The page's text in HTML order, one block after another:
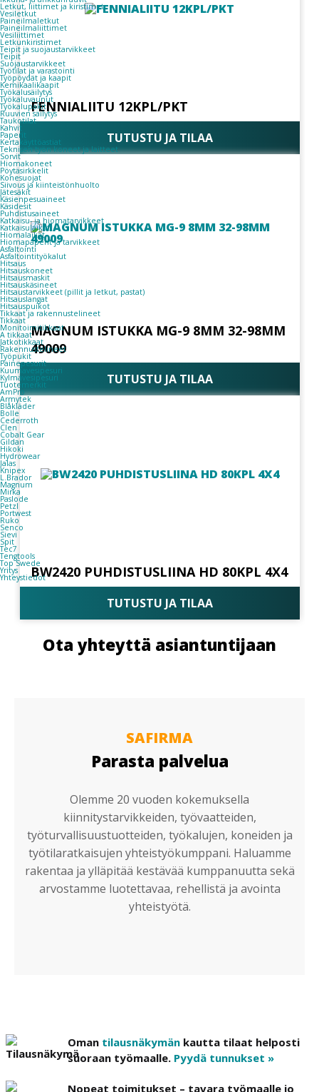
Letkut, liittimet ja kiristimet
Vesiletkut
Paineilmaletkut
Paineilmaliittimet
Vesiliittimet
Letkunkiristimet
Teipit ja suojaustarvikkeet
Teipit
Suojaustarvikkeet
Työtilat ja varastointi
Työpöydät ja kaapit
Kemikaalikaapit
Työkalusäilytys
Työkaluvaunut
Työkalupakit
Ruuvien säilytys
Taukotilat
Kahvit
Paperit
Kertakäyttöastiat
Teknisen työn koneet ja laitteet
Sorvit
Hiomakoneet
Pöytäsirkkelit
Konesuojat
Siivous ja kiinteistönhuolto
Jätesäkit
Käsienpesuaineet
Käsidesit
Puhdistusaineet
Katkaisu- ja hiomatarvikkeet
Katkaisulaikat
Hiomalaikat
Hiomapaperit ja tarvikkeet
Asfaltointi
Asfaltointityökalut
Hitsaus
Hitsauskoneet
Hitsausmaskit
Hitsauskäsineet
Hitsaustarvikkeet (pillit ja letkut, pastat)
Hitsauslangat
Hitsauspuikot
Tikkaat ja rakennustelineet
Tikkaat
Monitoimitikkaat
A tikkaat
Jatkotikkaat
Rakennustelineet
Työpukit
Painepesurit
Kuumavesipesuri
Kylmävesipesuri
Tuotemerkit
AmPro
Armytek
Blåkläder
Bolle
Cederroth
Clen
Cobalt Gear
Gildan
Hikoki
Hydrowear
Jalas
Knipex
L.Brador
Magnum
Mirka
Paslode
Petzl
Portwest
Ruko
Senco
Sievi
Spit
Tec7
Tengtools
Top Swede
Yritys
Yhteystiedot
FENNIALIITU 12KPL/PKT
TUTUSTU JA TILAA
MAGNUM ISTUKKA MG-9 8MM 32-98MM
49009
TUTUSTU JA TILAA
BW2420 PUHDISTUSLIINA HD 80KPL 4X4
TUTUSTU JA TILAA
Ota yhteyttä asiantuntijaan
SAFIRMA
Parasta palvelua
Olemme 20 vuoden kokemuksella
kiinnitystarvikkeiden, työvaatteiden,
työturvallisuustuotteiden, työkalujen, koneiden ja
työtilaratkaisujen yhteistyökumppani. Haluamme
rakentaa ja ylläpitää kestävää kumppanuutta sekä
arvostamme luotettavaa, rehellistä ja avointa
yhteistyötä.
Oman tilausnäkymän kautta tilaat helposti
suoraan työmaalle. Pyydä tunnukset »
Nopeat toimitukset – tavara työmaalle jo